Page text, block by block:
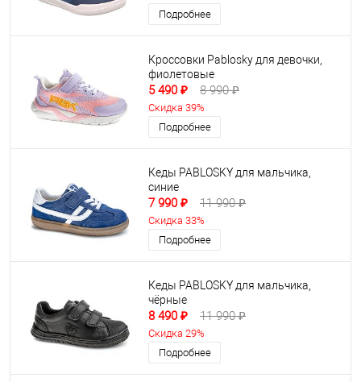
Подробнее
Кроссовки Pablosky для девочки,
фиолетовые
5 490 ₽ 8 990 ₽
Скидка 39%
Подробнее
Кеды PABLOSKY для мальчика,
синие
7 990 ₽ 11 990 ₽
Скидка 33%
Подробнее
Кеды PABLOSKY для мальчика,
чёрные
8 490 ₽ 11 990 ₽
Скидка 29%
Подробнее